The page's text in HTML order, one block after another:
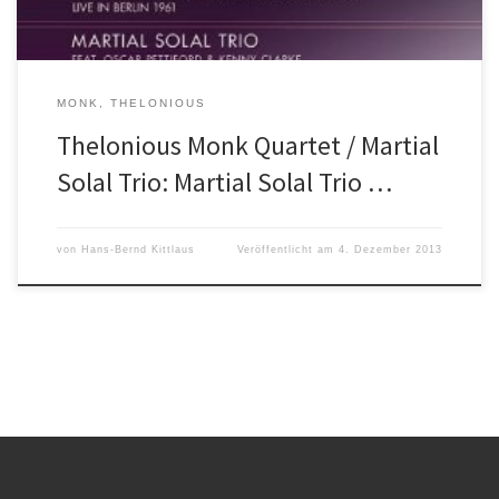
MONK, THELONIOUS
Thelonious Monk Quartet / Martial
Solal Trio: Martial Solal Trio …
von Hans-Bernd Kittlaus Veröffentlicht am4. Dezember 2013